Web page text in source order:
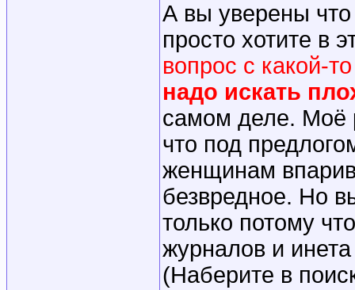
А вы уверены
просто хотите в
вопрос с какой-
надо искать
самом деле. Моё
что под
женщинам
безвредное. Но
только потому
журналов и
(Наберите в